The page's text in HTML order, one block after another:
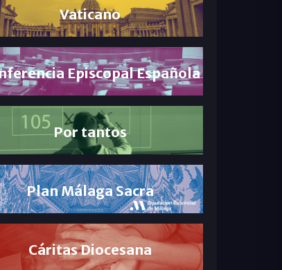
Vaticano
Episcopal Española
Por tantos
Plan Málaga Sacra
Cáritas Diocesana